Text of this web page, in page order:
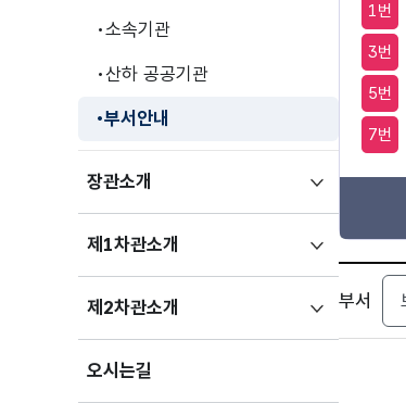
소속기관
산하 공공기관
부서안내
장관소개
펼치기
제1차관소개
펼치기
제2차관소개
펼치기
오시는길
1번
3번
5번
7번
검색
부서